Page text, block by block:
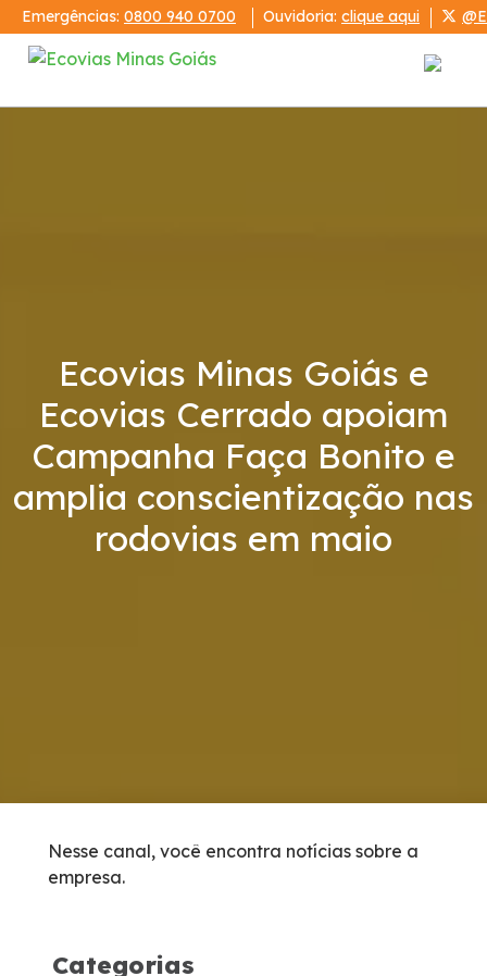
Emergências: 0800 940 0700 Ouvidoria: clique aqui
Serviços
PRA
Inspeção de Tráfego
Socorro Médico
Ecovias Minas Goiás e
Ecovias Cerrado apoiam
Campanha Faça Bonito e
amplia conscientização nas
rodovias em maio
Nesse canal, você encontra notícias sobre a
empresa.
Categorias